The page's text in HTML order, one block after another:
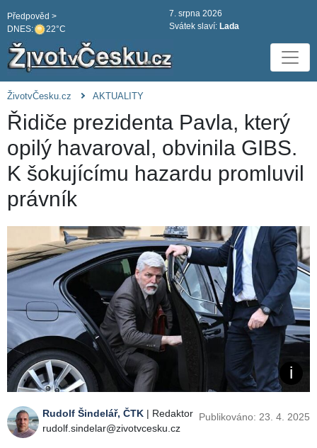
DNES: 22°C
Předpověd >
7. srpna 2026
Svátek slaví: Lada
ŽivotvČesku.cz AKTUALITY
Řidiče prezidenta Pavla, který
opilý havaroval, obvinila GIBS.
K šokujícímu hazardu promluvil
právník
Rudolf Šindelář, ČTK | Redaktor
rudolf.sindelar@zivotvcesku.cz
Publikováno: 23. 4. 2025